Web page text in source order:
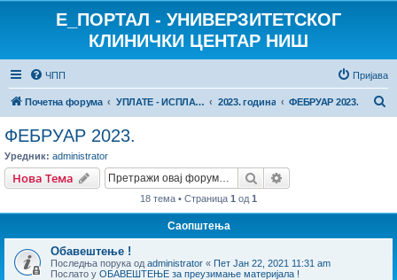
E_ПОРТАЛ - УНИВЕРЗИТЕТСКОГ
КЛИНИЧКИ ЦЕНТАР НИШ
ЧПП Пријава
Почетна форума УПЛАТЕ - ИСПЛАТЕ 2023. година ФЕБРУАР 2023.
ФЕБРУАР 2023.
Уредник: administrator
Нова Тема Претрага
18 тема • Страница 1 од 1
Саопштења
Обавештење !
Последња порука од administrator « Пет Јан 22, 2021 11:31 am
Послато у ОБАВЕШТЕЊЕ за преузимање материјала !